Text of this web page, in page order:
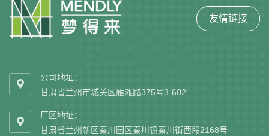
友情链接

公司地址：
甘肃省兰州市城关区雁滩路375号3-602

厂区地址：
甘肃省兰州新区秦川园区秦川镇秦川街西段2168号